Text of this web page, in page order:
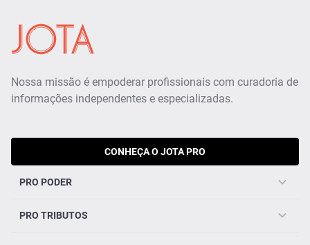
Nossa missão é empoderar profissionais com curadoria de
informações independentes e especializadas.
CONHEÇA O JOTA PRO
PRO PODER
PRO TRIBUTOS